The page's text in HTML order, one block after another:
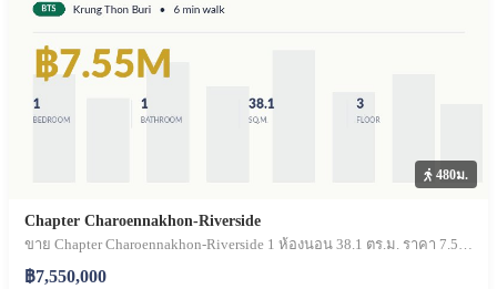
480ม.
Chapter Charoennakhon-Riverside
ขาย Chapter Charoennakhon-Riverside 1 ห้องนอน 38.1 ตร.ม. ราคา 7.55 ล้านบาท
฿7,550,000